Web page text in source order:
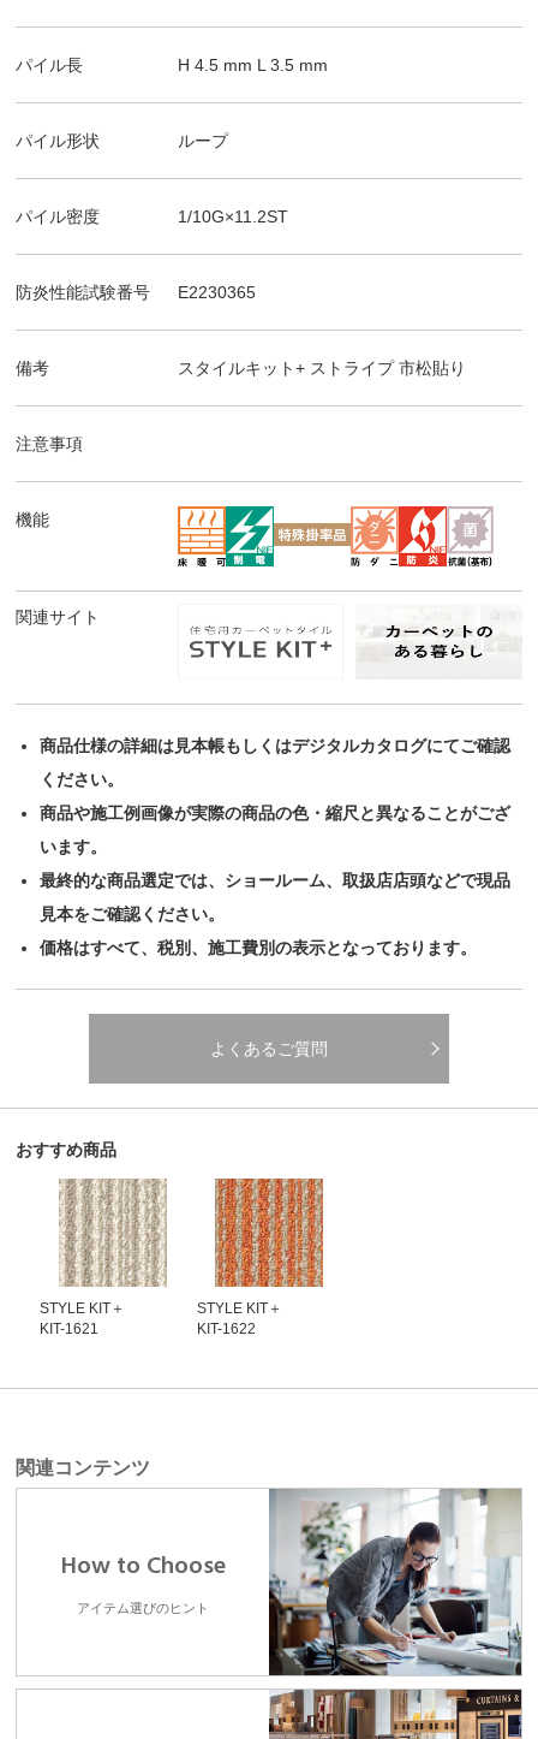
パイル長 H 4.5 mm L 3.5 mm
パイル形状 ループ
パイル密度 1/10G×11.2ST
防炎性能試験番号 E2230365
備考 スタイルキット+ ストライプ 市松貼り
注意事項
機能
関連サイト
商品仕様の詳細は見本帳もしくはデジタルカタログにてご確認
ください。
商品や施工例画像が実際の商品の色・縮尺と異なることがござ
います。
最終的な商品選定では、ショールーム、取扱店店頭などで現品
見本をご確認ください。
価格はすべて、税別、施工費別の表示となっております。
よくあるご質問
おすすめ商品
STYLE KIT＋
KIT-1621
STYLE KIT＋
KIT-1622
関連コンテンツ
How to Choose
アイテム選びのヒント